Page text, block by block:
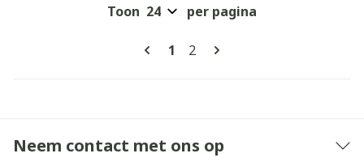
Pagina's
U lees momenteel pagina
1 Pagina
2
Toon per pagina
Neem contact met ons op